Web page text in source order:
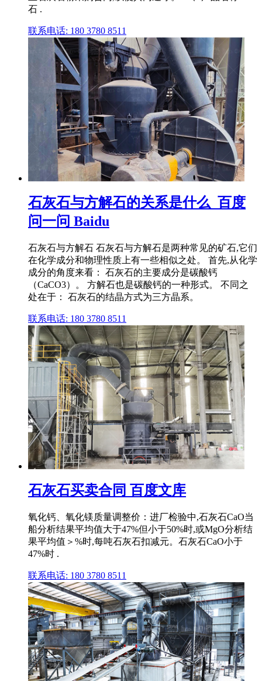
石 .
联系电话: 180 3780 8511
石灰石与方解石的关系是什么_百度
问一问 Baidu
石灰石与方解石 石灰石与方解石是两种常见的矿石,它们
在化学成分和物理性质上有一些相似之处。 首先,从化学
成分的角度来看： 石灰石的主要成分是碳酸钙
（CaCO3）。 方解石也是碳酸钙的一种形式。 不同之
处在于： 石灰石的结晶方式为三方晶系。
联系电话: 180 3780 8511
石灰石买卖合同 百度文库
氧化钙、氧化镁质量调整价：进厂检验中,石灰石CaO当
船分析结果平均值大于47%但小于50%时,或MgO分析结
果平均值＞%时,每吨石灰石扣减元。石灰石CaO小于
47%时 .
联系电话: 180 3780 8511